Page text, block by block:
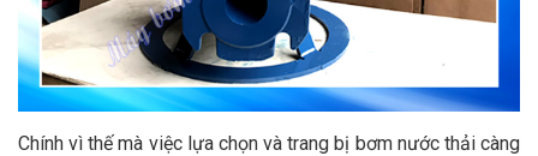
Chính vì thế mà việc lựa chọn và trang bị bơm nước thải càng